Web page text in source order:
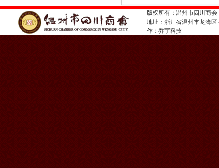
版权所有：温州市四川商
地址：浙江省温州市龙湾
作： 乔宇科技